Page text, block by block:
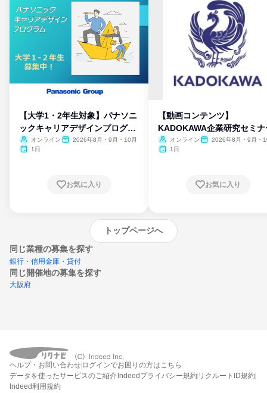
【大学1・2年生対象】パナソニ
ックキャリアデザインプログラ
ム
オンライン
2026年8月・9月・10月
1日
お気に入り
【動画コンテンツ】
KADOKAWA企業研究セミナ
オンライン
2026年8月・9月・
1日
お気に入り
トップページへ
同じ業種の募集を探す
銀行・信用金庫・貸付
同じ開催地の募集を探す
大阪府
エントリーするとプログラムの詳細案内を
受け取れるようになります
ヘルプ・お問い合わせ ログインでお困りの方はこちら
データを使ったサービスのご紹介 Indeedプライバシー規約 リクルートID規約
Indeed利用規約